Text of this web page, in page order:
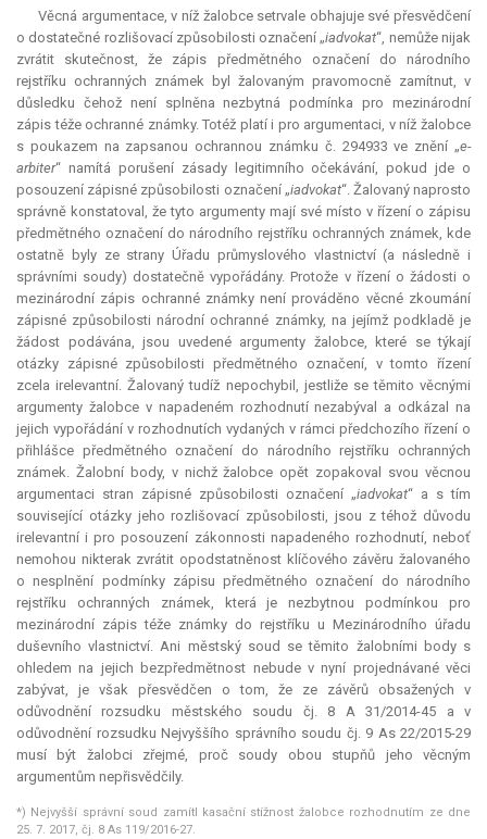
Věcná argumentace, v níž žalobce setrvale obhajuje své přesvědčení
o dostatečné rozlišovací způsobilosti označení „iadvokat“, nemůže nijak
zvrátit skutečnost, že zápis předmětného označení do národního
rejstříku ochranných známek byl žalovaným pravomocně zamítnut, v
důsledku čehož není splněna nezbytná podmínka pro mezinárodní
zápis téže ochranné známky. Totéž platí i pro argumentaci, v níž žalobce
s poukazem na zapsanou ochrannou známku č. 294933 ve znění „e-
arbiter“ namítá porušení zásady legitimního očekávání, pokud jde o
posouzení zápisné způsobilosti označení „iadvokat“. Žalovaný naprosto
správně konstatoval, že tyto argumenty mají své místo v řízení o zápisu
předmětného označení do národního rejstříku ochranných známek, kde
ostatně byly ze strany Úřadu průmyslového vlastnictví (a následně i
správními soudy) dostatečně vypořádány. Protože v řízení o žádosti o
mezinárodní zápis ochranné známky není prováděno věcné zkoumání
zápisné způsobilosti národní ochranné známky, na jejímž podkladě je
žádost podávána, jsou uvedené argumenty žalobce, které se týkají
otázky zápisné způsobilosti předmětného označení, v tomto řízení
zcela irelevantní. Žalovaný tudíž nepochybil, jestliže se těmito věcnými
argumenty žalobce v napadeném rozhodnutí nezabýval a odkázal na
jejich vypořádání v rozhodnutích vydaných v rámci předchozího řízení o
přihlášce předmětného označení do národního rejstříku ochranných
známek. Žalobní body, v nichž žalobce opět zopakoval svou věcnou
argumentaci stran zápisné způsobilosti označení „iadvokat“ a s tím
související otázky jeho rozlišovací způsobilosti, jsou z téhož důvodu
irelevantní i pro posouzení zákonnosti napadeného rozhodnutí, neboť
nemohou nikterak zvrátit opodstatněnost klíčového závěru žalovaného
o nesplnění podmínky zápisu předmětného označení do národního
rejstříku ochranných známek, která je nezbytnou podmínkou pro
mezinárodní zápis téže známky do rejstříku u Mezinárodního úřadu
duševního vlastnictví. Ani městský soud se těmito žalobními body s
ohledem na jejich bezpředmětnost nebude v nyní projednávané věci
zabývat, je však přesvědčen o tom, že ze závěrů obsažených v
odůvodnění rozsudku městského soudu čj. 8 A 31/2014-45 a v
odůvodnění rozsudku Nejvyššího správního soudu čj. 9 As 22/2015-29
musí být žalobci zřejmé, proč soudy obou stupňů jeho věcným
argumentům nepřisvědčily.
*) Nejvyšší správní soud zamítl kasační stížnost žalobce rozhodnutím ze dne
25. 7. 2017, čj. 8 As 119/2016-27.